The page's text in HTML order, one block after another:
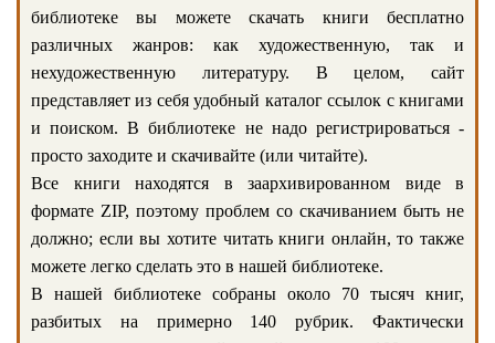
библиотеке вы можете скачать книги бесплатно
различных жанров: как художественную, так и
нехудожественную литературу. В целом, сайт
представляет из себя удобный каталог ссылок с книгами
и поиском. В библиотеке не надо регистрироваться -
просто заходите и скачивайте (или читайте).
Все книги находятся в заархивированном виде в
формате ZIP, поэтому проблем со скачиванием быть не
должно; если вы хотите читать книги онлайн, то также
можете легко сделать это в нашей библиотеке.
В нашей библиотеке собраны около 70 тысяч книг,
разбитых на примерно 140 рубрик. Фактически